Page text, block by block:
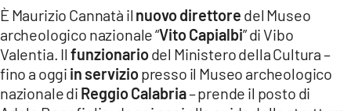
LACITYMAG.IT
ILREGGINO.IT
COSENZACHANNEL.IT
È Maurizio Cannatà il nuovo direttore del Museo
archeologico nazionale “Vito Capialbi” di Vibo
Valentia. Il funzionariodel Ministero della Cultura –
fino a oggi in serviziopresso il Museo archeologico
nazionale di Reggio Calabria– prende il posto di